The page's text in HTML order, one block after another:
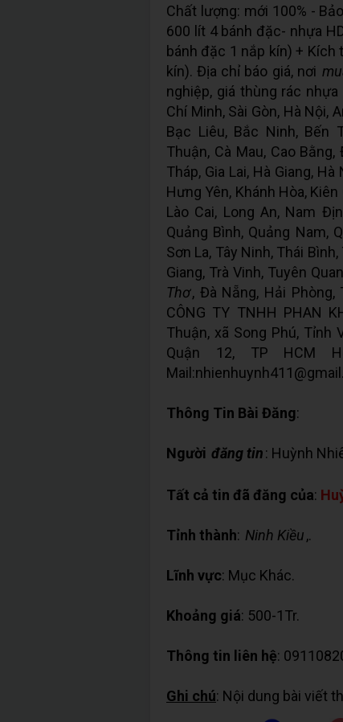
Chất lượng: mới 100% -
600 lít 4 bánh đặc- nhựa
bánh đặc 1 nắp kín) +
kín). Địa chỉ báo giá, nơi
nghiệp, giá thùng rác
Chí Minh, Sài Gòn, Hà Nội,
Bạc Liêu, Bắc Ninh, Bến
Thuận, Cà Mau, Cao
Tháp, Gia Lai, Hà Giang,
Hưng Yên, Khánh Hòa,
Lào Cai, Long An, Nam
Quảng Bình, Quảng Nam,
Sơn La, Tây Ninh, Thái
Giang, Trà Vinh, Tuyên
Thơ, Đà Nẵng, Hải Phòng,
CÔNG TY TNHH PHAN
Thuận, xã Song Phú, Tỉnh
Quận 12, TP HCM
Thông Tin Bài Đăng:
Người đăng tin: Huỳnh
Tất cả tin đã đăng của:
Tỉnh thành: Ninh Kiều,.
Lĩnh vực: Mục Khác.
Khoảng giá: 500-1Tr.
Thông tin liên hệ:
Ghi chú: Nội dung bài viết